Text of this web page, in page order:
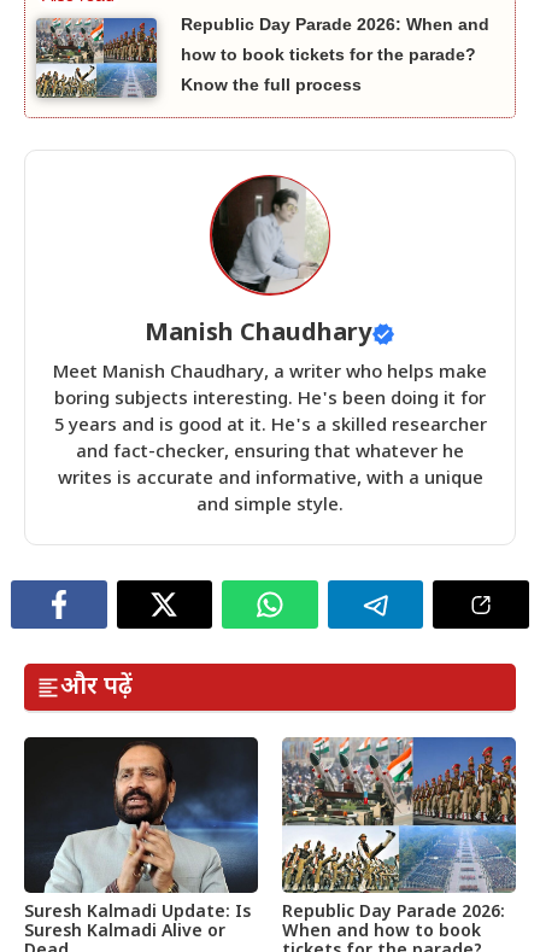
Republic Day Parade 2026: When and
how to book tickets for the parade?
Know the full process
Manish Chaudhary
Meet Manish Chaudhary, a writer who helps make
boring subjects interesting. He's been doing it for
5 years and is good at it. He's a skilled researcher
and fact-checker, ensuring that whatever he
writes is accurate and informative, with a unique
and simple style.
और पढ़ें
Suresh Kalmadi Update: Is
Suresh Kalmadi Alive or
Republic Day Parade 2026:
When and how to book